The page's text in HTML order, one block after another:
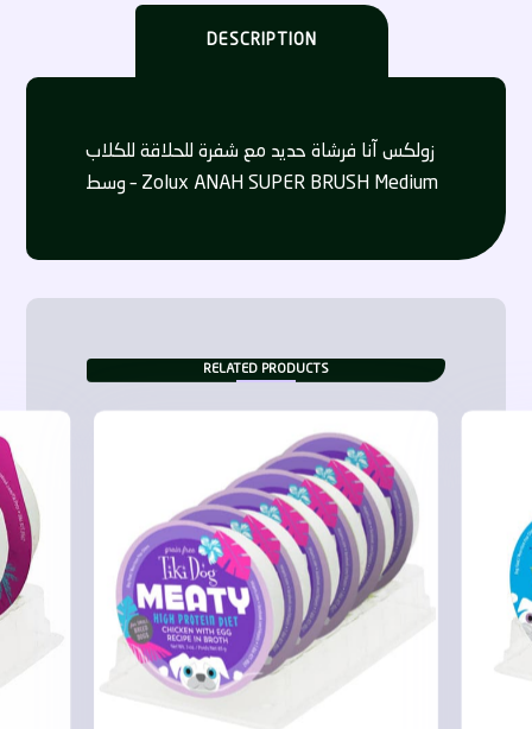
DESCRIPTION
زولكس آنا فرشاة حديد مع شفرة للحلاقة للكلاب
وسط – Zolux ANAH SUPER BRUSH Medium
RELATED PRODUCTS